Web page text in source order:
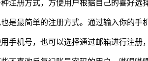
注册方式，方便用户根据自己的喜好选
是最简单的注册方式。通过输入你的手
手机号，也可以选择通过邮箱进行注册